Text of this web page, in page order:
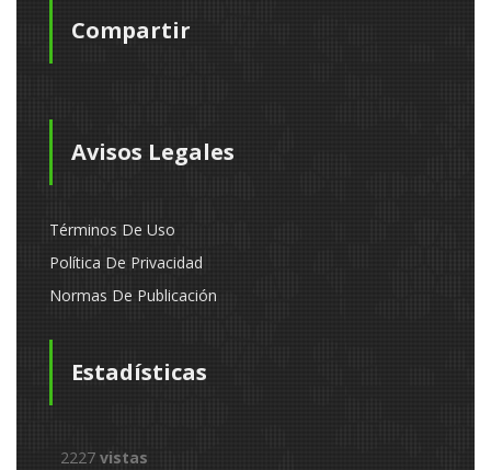
Compartir
Avisos Legales
Términos De Uso
Política De Privacidad
Normas De Publicación
Estadísticas
2227 vistas